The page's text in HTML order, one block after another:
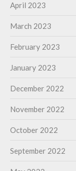
April 2023
March 2023
February 2023
January 2023
December 2022
November 2022
October 2022
September 2022